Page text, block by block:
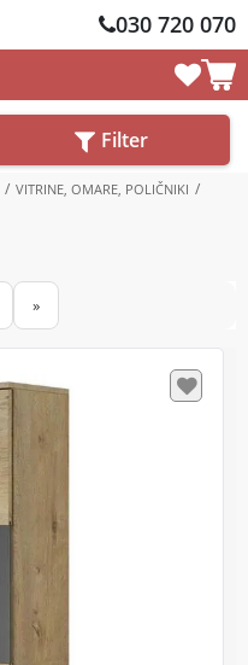
030 720 070
Filter
VITRINE, OMARE, POLIČNIKI
»